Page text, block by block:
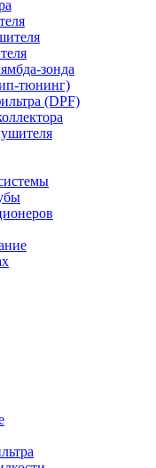
зонда
тюнинг)
(DPF)